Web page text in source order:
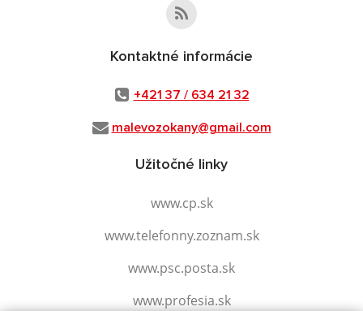
Kontaktné informácie
+421 37 / 634 21 32
malevozokany@gmail.com
Užitočné linky
www.cp.sk
www.telefonny.zoznam.sk
www.psc.posta.sk
www.profesia.sk